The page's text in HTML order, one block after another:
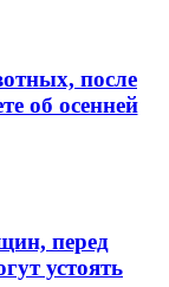
после
об осенней
перед
устоять